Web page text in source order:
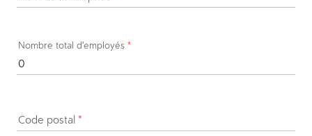
Nombre total d’employés *
Code postal *